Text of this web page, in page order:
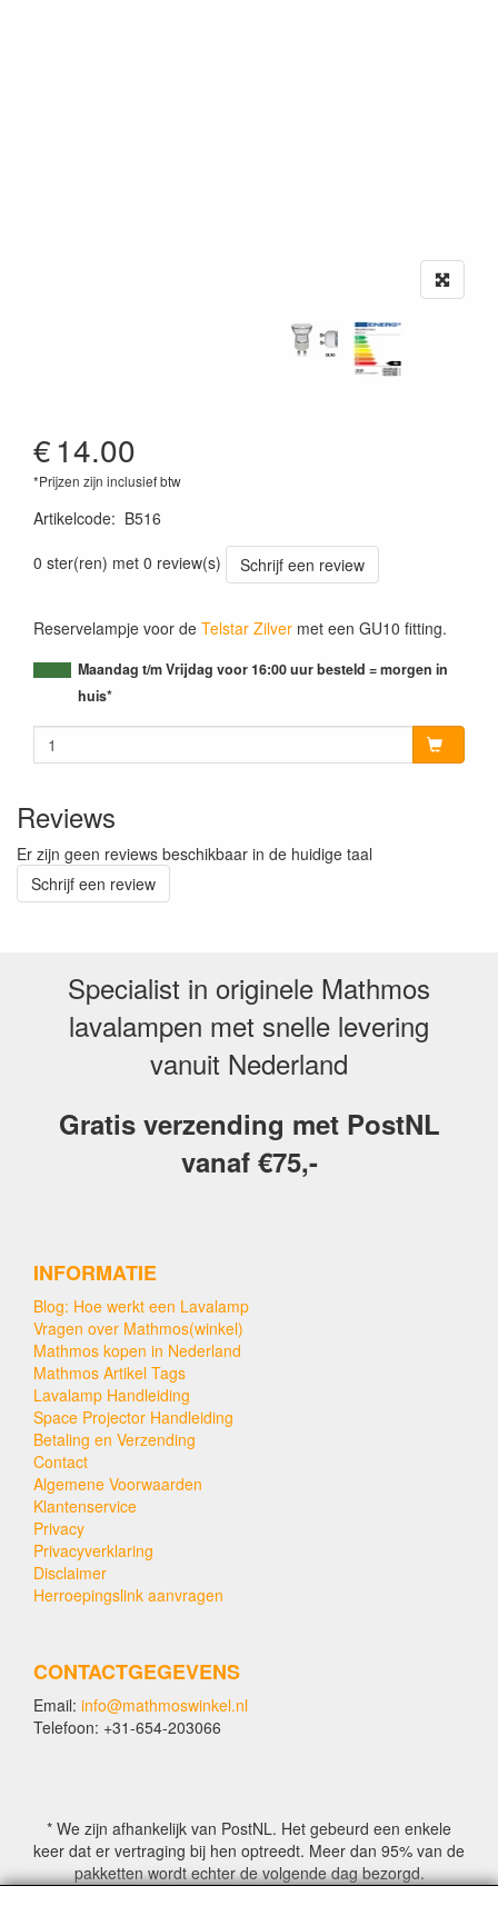
€14.00
*Prijzen zijn inclusief btw
Artikelcode: B516
0 ster(ren) met 0 review(s)
Schrijf een review
Reservelampje voor de Telstar Zilver met een GU10 fitting.
Maandag t/m Vrijdag voor 16:00 uur besteld = morgen in
huis*
Reviews
Er zijn geen reviews beschikbaar in de huidige taal
Schrijf een review
Specialist in originele Mathmos
lavalampen met snelle levering
vanuit Nederland
Gratis verzending met PostNL
vanaf €75,-
INFORMATIE
Blog: Hoe werkt een Lavalamp
Vragen over Mathmos(winkel)
Mathmos kopen in Nederland
Mathmos Artikel Tags
Lavalamp Handleiding
Space Projector Handleiding
Betaling en Verzending
Contact
Algemene Voorwaarden
Klantenservice
Privacy
Privacyverklaring
Disclaimer
Herroepingslink aanvragen
CONTACTGEGEVENS
Email: info@mathmoswinkel.nl
Telefoon: +31-654-203066
* We zijn afhankelijk van PostNL. Het gebeurd een enkele
keer dat er vertraging bij hen optreedt. Meer dan 95% van de
pakketten wordt echter de volgende dag bezorgd.